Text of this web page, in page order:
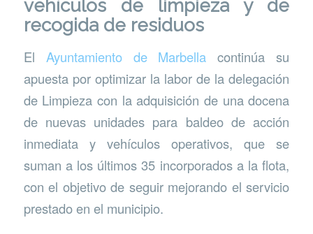
vehículos de limpieza y de
recogida de residuos
El Ayuntamiento de Marbella continúa su
apuesta por optimizar la labor de la delegación
de Limpieza con la adquisición de una docena
de nuevas unidades para baldeo de acción
inmediata y vehículos operativos, que se
suman a los últimos 35 incorporados a la flota,
con el objetivo de seguir mejorando el servicio
prestado en el municipio.